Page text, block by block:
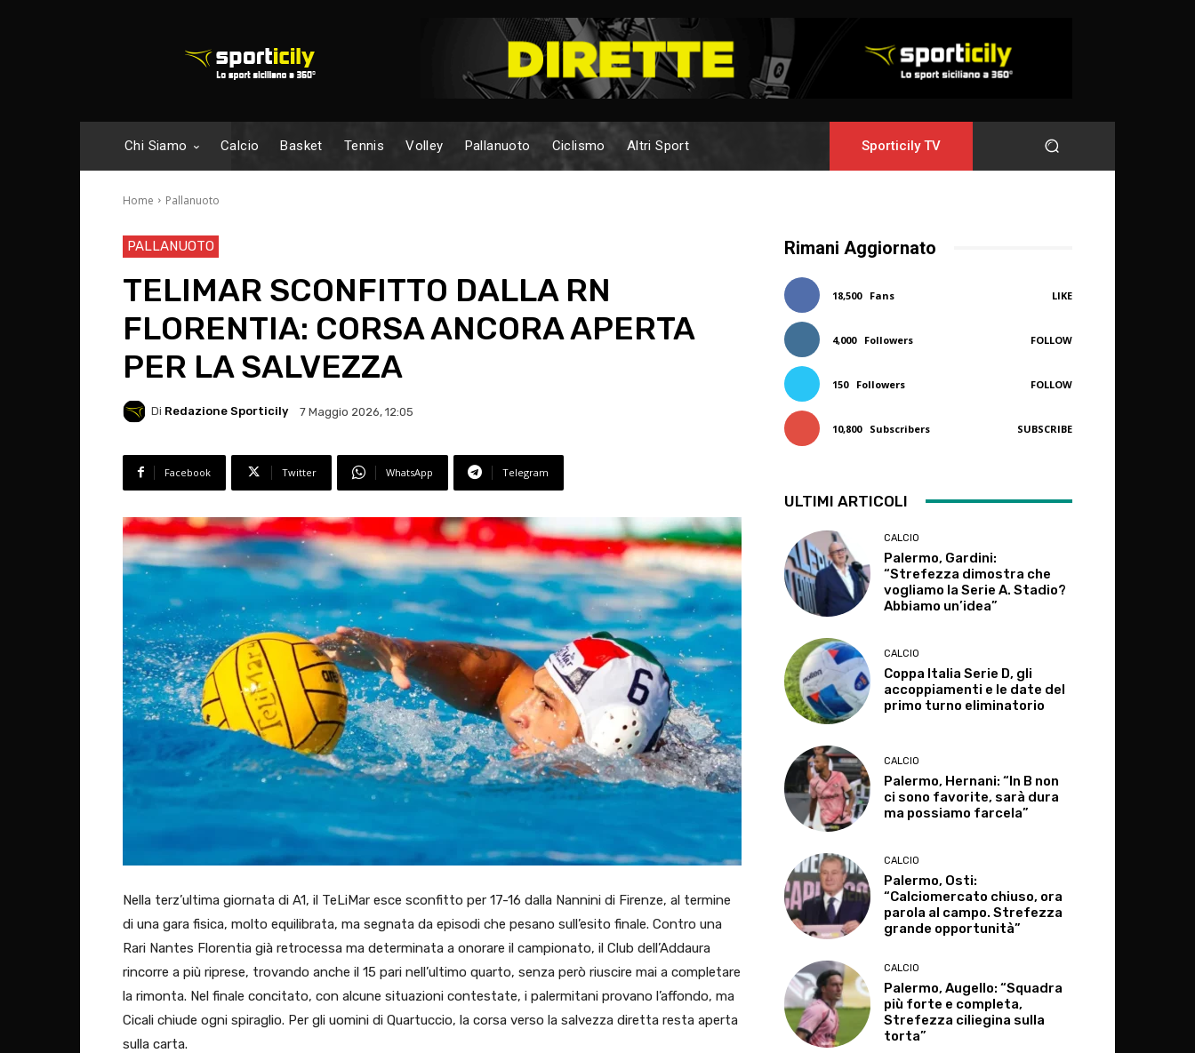
Chi Siamo Calcio Basket Tennis Volley Pallanuoto Ciclismo Altri Sport Sporticily TV
Home Pallanuoto
PALLANUOTO
TELIMAR SCONFITTO DALLA RN
FLORENTIA: CORSA ANCORA APERTA
PER LA SALVEZZA
Di Redazione Sporticily 7 Maggio 2026, 12:05
Facebook Twitter WhatsApp Telegram
Nella terz’ultima giornata di A1, il TeLiMar esce sconfitto per 17-16 dalla Nannini di Firenze, al termine
di una gara fisica, molto equilibrata, ma segnata da episodi che pesano sull’esito finale. Contro una
Rari Nantes Florentia già retrocessa ma determinata a onorare il campionato, il Club dell’Addaura
rincorre a più riprese, trovando anche il 15 pari nell’ultimo quarto, senza però riuscire mai a completare
la rimonta. Nel finale concitato, con alcune situazioni contestate, i palermitani provano l’affondo, ma
Cicali chiude ogni spiraglio. Per gli uomini di Quartuccio, la corsa verso la salvezza diretta resta aperta
sulla carta.
Rimani Aggiornato
18,500 Fans LIKE
4,000 Followers FOLLOW
150 Followers FOLLOW
10,800 Subscribers SUBSCRIBE
ULTIMI ARTICOLI
CALCIO
Palermo, Gardini:
“Strefezza dimostra che
vogliamo la Serie A. Stadio?
Abbiamo un’idea”
CALCIO
Coppa Italia Serie D, gli
accoppiamenti e le date del
primo turno eliminatorio
CALCIO
Palermo, Hernani: “In B non
ci sono favorite, sarà dura
ma possiamo farcela”
CALCIO
Palermo, Osti:
“Calciomercato chiuso, ora
parola al campo. Strefezza
grande opportunità”
CALCIO
Palermo, Augello: “Squadra
più forte e completa,
Strefezza ciliegina sulla
torta”